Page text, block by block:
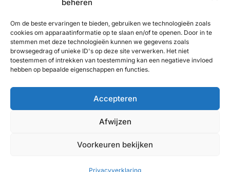
beheren
Om de beste ervaringen te bieden, gebruiken we technologieën zoals
cookies om apparaatinformatie op te slaan en/of te openen. Door in te
stemmen met deze technologieën kunnen we gegevens zoals
browsegedrag of unieke ID's op deze site verwerken. Het niet
toestemmen of intrekken van toestemming kan een negatieve invloed
hebben op bepaalde eigenschappen en functies.
Accepteren
Afwijzen
Voorkeuren bekijken
Privacyverklaring
Blijf op de hoogte
Af en toe een rustige mail met nieuwe experts en
artikelen uit de kennisbank. Geen spam, uitschrijven
kan altijd.
E-mailadres
Website
Door je aan te melden ga je akkoord met onze
. Beschermd door reCAPTCHA; de
Algemene voorwaarden